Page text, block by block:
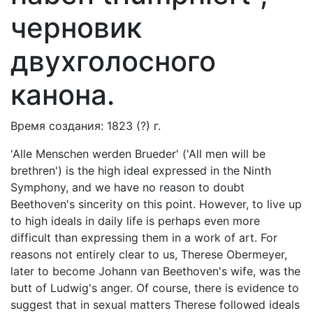
черновик
двухголосного
канона.
Время создания: 1823 (?) г.
'Alle Menschen werden Brueder' ('All men will be
brethren') is the high ideal expressed in the Ninth
Symphony, and we have no reason to doubt
Beethoven's sincerity on this point. However, to live up
to high ideals in daily life is perhaps even more
difficult than expressing them in a work of art. For
reasons not entirely clear to us, Therese Obermeyer,
later to become Johann van Beethoven's wife, was the
butt of Ludwig's anger. Of course, there is evidence to
suggest that in sexual matters Therese followed ideals